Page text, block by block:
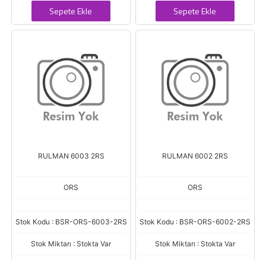
Sepete Ekle Sepete Ekle
RULMAN 6003 2RS
ORS
Stok Kodu : BSR-ORS-6003-2RS
Stok Miktarı : Stokta Var
RULMAN 6002 2RS
ORS
Stok Kodu : BSR-ORS-6002-2RS
Stok Miktarı : Stokta Var